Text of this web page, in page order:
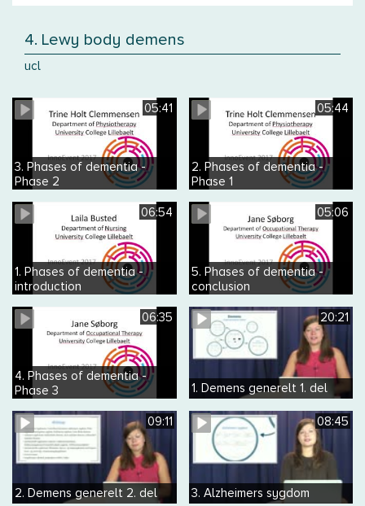
4. Lewy body demens
ucl
05:41
3. Phases of dementia -
Phase 2
05:44
2. Phases of dementia -
Phase 1
06:54
1. Phases of dementia -
introduction
05:06
5. Phases of dementia -
conclusion
06:35
4. Phases of dementia -
Phase 3
20:21
1. Demens generelt 1. del
09:11
2. Demens generelt 2. del
08:45
3. Alzheimers sygdom